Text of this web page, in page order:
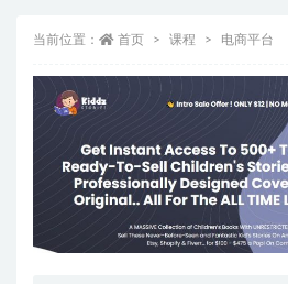
当前位置： 首页 课程 电商平台